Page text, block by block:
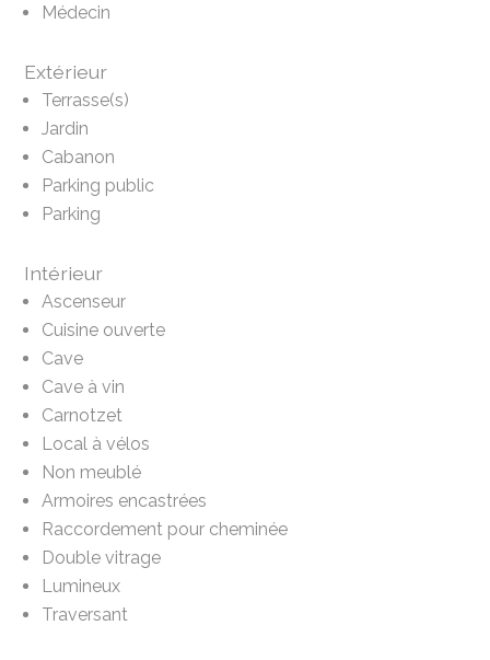
Médecin
Extérieur
Terrasse(s)
Jardin
Cabanon
Parking public
Parking
Intérieur
Ascenseur
Cuisine ouverte
Cave
Cave à vin
Carnotzet
Local à vélos
Non meublé
Armoires encastrées
Raccordement pour cheminée
Double vitrage
Lumineux
Traversant